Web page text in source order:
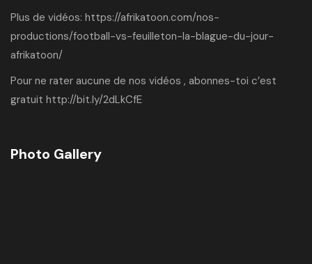
Plus de vidéos: https://afrikatoon.com/nos-
productions/football-vs-feuilleton-la-blague-du-jour-
afrikatoon/
Pour ne rater aucune de nos vidéos , abonnes-toi c’est
gratuit http://bit.ly/2dLkCfE
Photo Gallery